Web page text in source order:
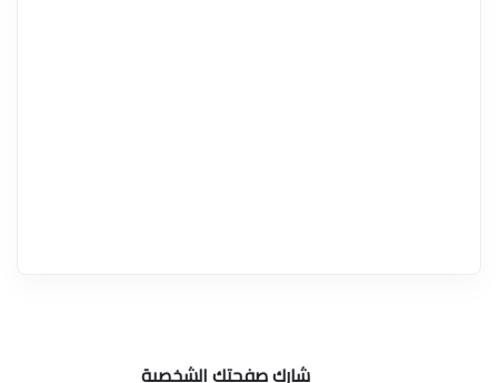
شارك صفحتك الشخصية